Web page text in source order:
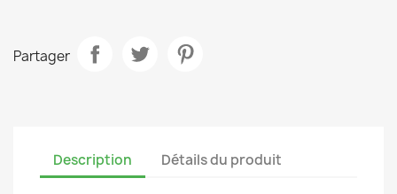
Partager
Description Détails du produit